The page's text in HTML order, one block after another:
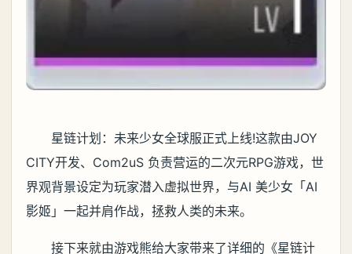
星链计划：未来少女全球服正式上线!这款由JOY
CITY开发、Com2uS 负责营运的二次元RPG游戏，世
界观背景设定为玩家潜入虚拟世界，与AI 美少女「AI
影姬」一起并肩作战，拯救人类的未来。
接下来就由游戏熊给大家带来了详细的《星链计